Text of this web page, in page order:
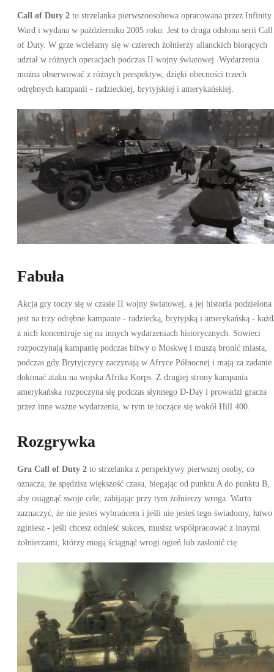
Call of Duty 2 to strzelanka pierwszoosobowa opracowana przez Infinity
Ward i wydana w październiku 2005 roku. Jest to druga odsłona serii Call
of Duty. W grze wcielamy się w czterech żołnierzy alianckich biorących
udział w różnych operacjach podczas II wojny światowej. Wydarzenia
można obserwować z różnych perspektyw, dzięki obecności trzech
odrębnych kampanii - radzieckiej, brytyjskiej i amerykańskiej.
Fabuła
Akcja gry toczy się w czasie II wojny światowej, a jej historia podzielona
jest na trzy odrębne kampanie - radziecką, brytyjską i amerykańską -
z nich koncentruje się na innych wydarzeniach historycznych. Sowieci
rozpoczynają kampanię podczas bitwy o Moskwę i muszą bronić miasta,
podczas gdy Brytyjczycy zaczynają w Afryce Północnej i mają za zadanie
dokonać ataku na wojska Afrika Korps. Z drugiej strony kampania
amerykańska rozpoczyna się podczas słynnego D-Day i prowadzi gracza
przez inne ważne wydarzenia, w tym te toczące się wokół Hill 400.
Rozgrywka
Gra Call of Duty 2 to strzelanka z perspektywy pierwszej osoby, co
oznacza, że ​​spędzisz większość czasu, biegając od punktu A do punktu B,
aby osiągnąć swoje cele, zabijając przy tym żołnierzy wroga. Warto
zaznaczyć, że nie jesteś wybrańcem i jeśli nie jesteś tego świadomy, łatwo
zginiesz - jeśli chcesz odnieść sukces, musisz współpracować z innymi
żołnierzami, którzy mogą ściągnąć wrogi ogień lub zasłonić cię.